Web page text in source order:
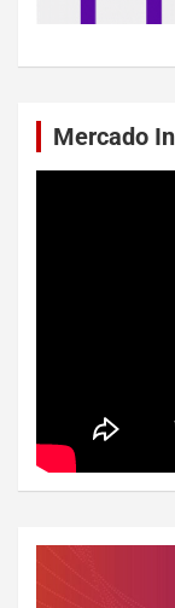
Mercado